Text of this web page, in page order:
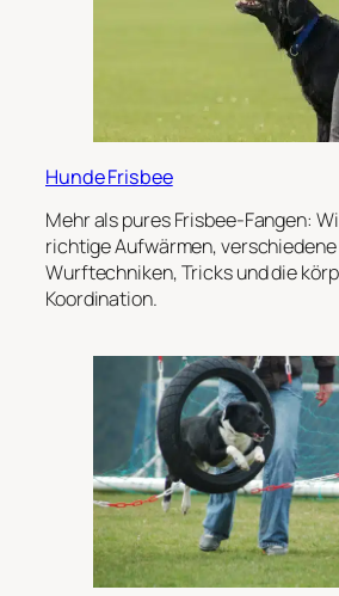
Hunde Frisbee
Mehr als pures Frisbee-Fangen:
richtige Aufwärmen,
Wurftechniken, Tricks und die
Koordination.